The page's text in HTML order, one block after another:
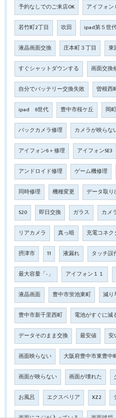
予約なしでのご来店OK アイフォン
若竹町2丁目 吹田 ipad第５世
液晶画面交換 庄本町３丁目 東
すぐシャットダウンする 画面交換
自分でバッテリー交換失敗 曽根西
ipad 6世代 豊中市桜ケ丘 岡町
バックカメラ修理 カメラが映らな
アイフォン6＋修理 アイフォンSE3
アンドロイド修理 ゲーム機修理
同時修理 機種変更 データ取り
S20 即日交換 ガラス カメ
リアカメラ 真っ暗 充電コネク
摂津市 11 液漏れ タッチ誤
最大容量「‐」 アイフォン１１
液晶画面 豊中市蛍池東町 減り
豊中市新千里西町 電池がすぐに減
データそのまま交換 最安値 安
画面映らない 大阪府豊中市東豊中
画面が映らない 画面が壊れた
お風呂 エクスペリア XZ2